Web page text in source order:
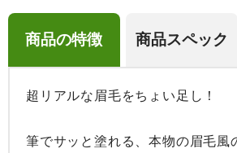
商品の特徴 商品スペック
超リアルな眉毛をちょい足し！
筆でサッと塗れる、本物の眉毛風